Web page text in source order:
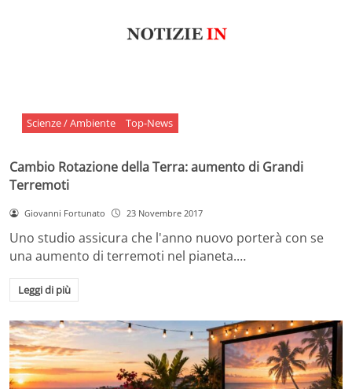
Scienze / Ambiente Top-News
Cambio Rotazione della Terra: aumento di Grandi
Terremoti
Giovanni Fortunato 23 Novembre 2017
Uno studio assicura che l'anno nuovo porterà con se
una aumento di terremoti nel pianeta.…
Leggi di più